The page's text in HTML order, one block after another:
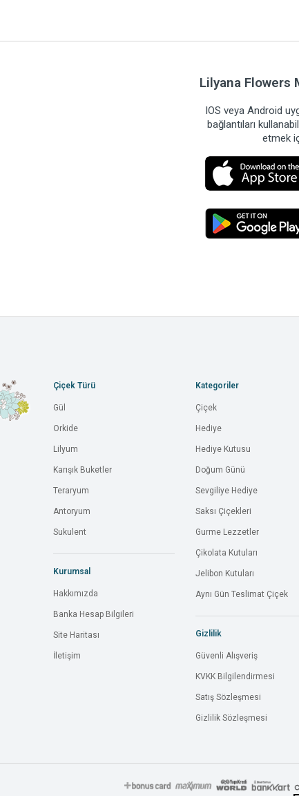
Lilyana Flowers
IOS veya Android
bağlantıları
etmek
Çiçek Türü
Gül
Orkide
Lilyum
Karışık Buketler
Teraryum
Antoryum
Sukulent
Kurumsal
Hakkımızda
Banka Hesap Bilgileri
Site Haritası
İletişim
Kategoriler
Çiçek
Hediye
Hediye Kutusu
Doğum Günü
Sevgiliye Hediye
Saksı Çiçekleri
Gurme Lezzetler
Çikolata Kutuları
Jelibon Kutuları
Aynı Gün Teslimat Çiçek
Gizlilik
Güvenli Alışveriş
KVKK Bilgilendirmesi
Satış Sözleşmesi
Gizlilik Sözleşmesi